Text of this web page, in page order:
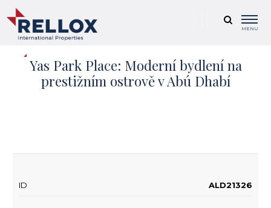
MENU
Yas Park Place: Moderní bydlení na
prestižním ostrově v Abú Dhabí
+ 10
ID ALD21326